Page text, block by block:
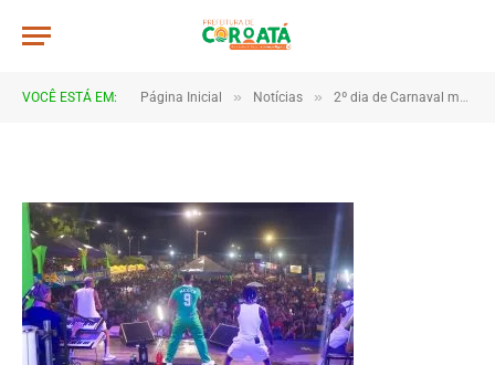
VOCÊ ESTÁ EM: Página Inicial » Notícias » 2º dia de Carnaval movimenta Coroatá com muita animação e grande público
4B2A1340